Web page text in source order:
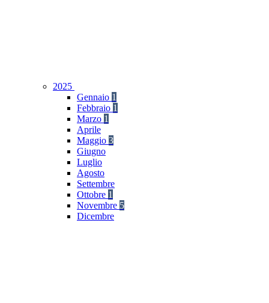
2025
Gennaio 1
Febbraio 1
Marzo 1
Aprile
Maggio 3
Giugno
Luglio
Agosto
Settembre
Ottobre 1
Novembre 5
Dicembre